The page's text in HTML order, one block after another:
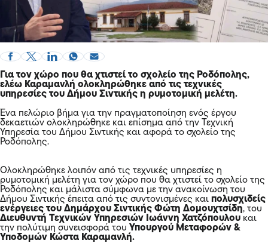
Για τον χώρο που θα χτιστεί το σχολείο της Ροδόπολης,
ελέω Καραμανλή ολοκληρώθηκε από τις τεχνικές
υπηρεσίες του Δήμου Σιντικής η ρυμοτομική μελέτη.
Ένα πελώριο βήμα για την πραγματοποίηση ενός έργου
δεκαετιών ολοκληρώθηκε και επίσημα από την Τεχνική
Υπηρεσία του Δήμου Σιντικής και αφορά το σχολείο της
Ροδόπολης.
Ολοκληρώθηκε λοιπόν από τις τεχνικές υπηρεσίες η
ρυμοτομική μελέτη για τον χώρο που θα χτιστεί το σχολείο της
Ροδόπολης και μάλιστα σύμφωνα με την ανακοίνωση του
Δήμου Σιντικής έπειτα από τις συντονισμένες και πολυσχιδείς
ενέργειες του Δημάρχου Σιντικής Φώτη Δομουχτσίδη, του
Διευθυντή Τεχνικών Υπηρεσιών Ιωάννη Χατζόπουλου και
την πολύτιμη συνεισφορά του Υπουργού Μεταφορών &
Υποδομών Κώστα Καραμανλή.